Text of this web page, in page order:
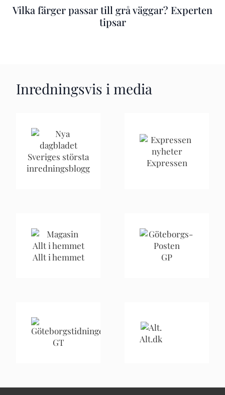
Vilka färger passar till grå väggar? Experten
tipsar
Inredningsvis i media
Sveriges största
inredningsblogg
Expressen
Allt i hemmet GP
GT Alt.dk